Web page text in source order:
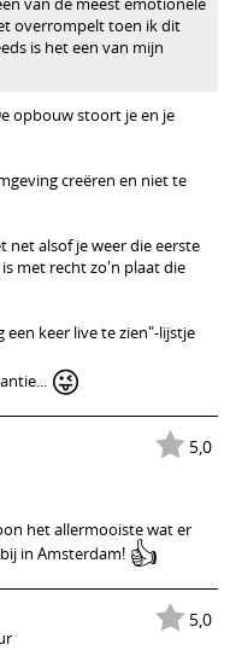
overrompelt toen ik dit
is het een van mijn
opbouw stoort je en je
creëren en niet te
net alsof je weer die eerste
met recht zo'n plaat die
keer live te zien"-lijstje
😜
5,0
het allermooiste wat er
in Amsterdam! 👍
5,0